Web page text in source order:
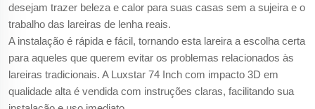
desejam trazer beleza e calor para suas casas sem a sujeira e o
trabalho das lareiras de lenha reais.
A instalação é rápida e fácil, tornando esta lareira a escolha certa
para aqueles que querem evitar os problemas relacionados às
lareiras tradicionais. A Luxstar 74 Inch com impacto 3D em
qualidade alta é vendida com instruções claras, facilitando sua